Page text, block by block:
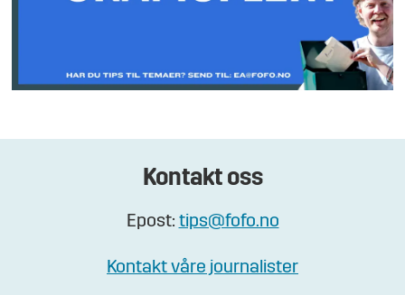
Kontakt oss
Epost: tips@fofo.no
Kontakt våre journalister